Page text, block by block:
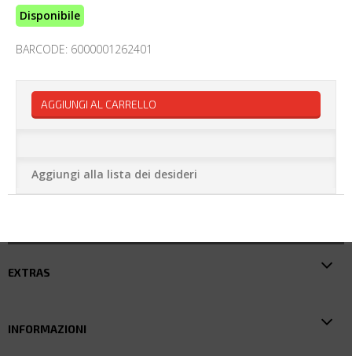
Disponibile
BARCODE: 6000001262401
AGGIUNGI AL CARRELLO
Aggiungi alla lista dei desideri
EXTRAS
INFORMAZIONI